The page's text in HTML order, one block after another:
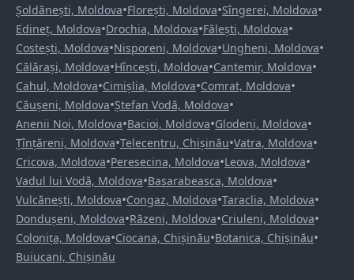
Șoldănești, Moldova•Florești, Moldova•Sîngerei, Moldova•
Edineț, Moldova•Drochia, Moldova•Fălești, Moldova•
Costești, Moldova•Nisporeni, Moldova•Ungheni, Moldova•
Călărași, Moldova•Hîncești, Moldova•Cantemir, Moldova•
Cahul, Moldova•Cimișlia, Moldova•Comrat, Moldova•
Căușeni, Moldova•Ștefan Vodă, Moldova•
Anenii Noi, Moldova•Bacioi, Moldova•Glodeni, Moldova•
Țînțăreni, Moldova•Telecentru, Chișinău•Vatra, Moldova•
Cricova, Moldova•Peresecina, Moldova•Leova, Moldova•
Vadul lui Vodă, Moldova•Basarabeasca, Moldova•
Vulcănești, Moldova•Congaz, Moldova•Taraclia, Moldova•
Dondușeni, Moldova•Răzeni, Moldova•Criuleni, Moldova•
Colonița, Moldova•Ciocana, Chișinău•Botanica, Chișinău•
Buiucani, Chișinău